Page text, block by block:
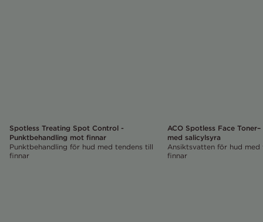
Spotless Treating Spot Control -
Punktbehandling mot finnar
Punktbehandling för hud med tendens till
finnar
ACO Spotless Face
med salicylsyra
Ansiktsvatten för hud med
finnar